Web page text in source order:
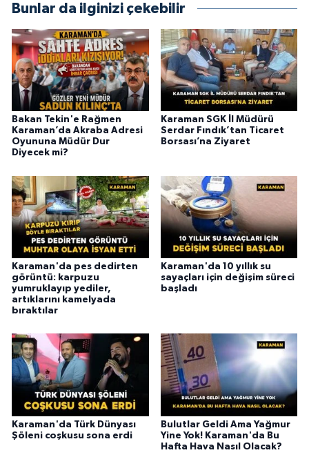
Bunlar da ilginizi çekebilir
Bakan Tekin'e Rağmen
Karaman’da Akraba Adresi
Oyununa Müdür Dur
Diyecek mi?
Karaman SGK İl Müdürü
Serdar Fındık’tan Ticaret
Borsası’na Ziyaret
Karaman'da pes dedirten
görüntü: karpuzu
yumruklayıp yediler,
artıklarını kamelyada
bıraktılar
Karaman'da 10 yıllık su
sayaçları için değişim süreci
başladı
Karaman'da Türk Dünyası
Şöleni coşkusu sona erdi
Bulutlar Geldi Ama Yağmur
Yine Yok! Karaman'da Bu
Hafta Hava Nasıl Olacak?